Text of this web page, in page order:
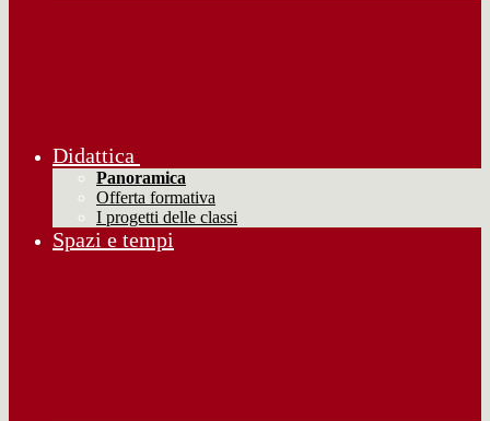
Didattica
Panoramica
Offerta formativa
I progetti delle classi
Spazi e tempi